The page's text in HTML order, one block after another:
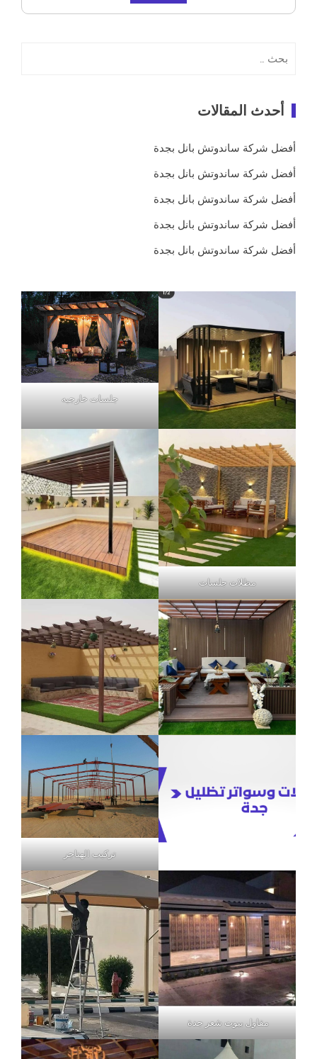
عن:
أحدث المقالات
أفضل شركة ساندوتش بانل بجدة
أفضل شركة ساندوتش بانل بجدة
أفضل شركة ساندوتش بانل بجدة
أفضل شركة ساندوتش بانل بجدة
أفضل شركة ساندوتش بانل بجدة
جلسات خارجيه
مظلات جلسات
تركيب الهناجر
مقاول بيوت شعر جدة